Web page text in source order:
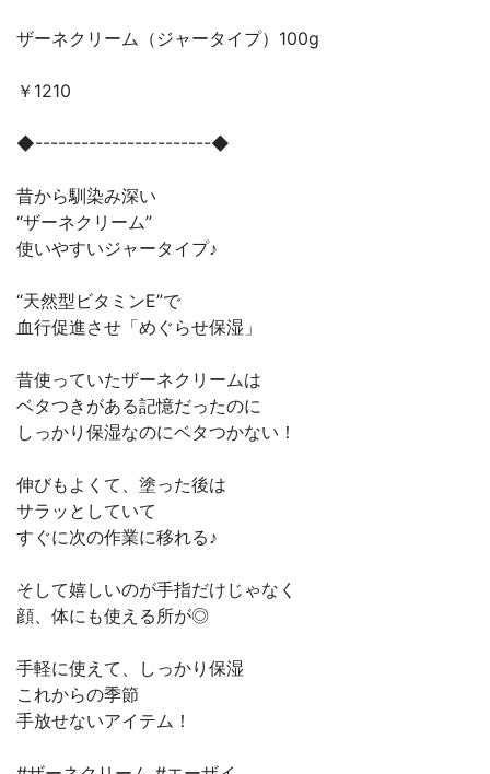
ザーネクリーム（ジャータイプ）100g
￥1210
◆-----------------------◆
昔から馴染み深い
“ザーネクリーム”
使いやすいジャータイプ♪
“天然型ビタミンE”で
血行促進させ「めぐらせ保湿」
昔使っていたザーネクリームは
ベタつきがある記憶だったのに
しっかり保湿なのにベタつかない！
伸びもよくて、塗った後は
サラッとしていて
すぐに次の作業に移れる♪
そして嬉しいのが手指だけじゃなく
顔、体にも使える所が◎
手軽に使えて、しっかり保湿
これからの季節
手放せないアイテム！